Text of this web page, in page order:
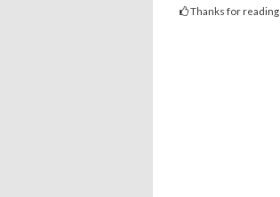
Thanks for reading